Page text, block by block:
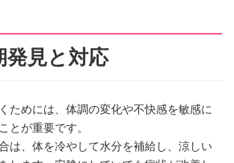
発見と対応
ためには、体調の変化や不快感を敏感に
とが重要です。
は、体を冷やして水分を補給し、涼しい